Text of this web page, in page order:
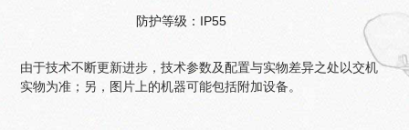
防护等级：IP55
由于技术不断更新进步，技术参数及配置与实物差异之处以交机
实物为准；另，图片上的机器可能包括附加设备。